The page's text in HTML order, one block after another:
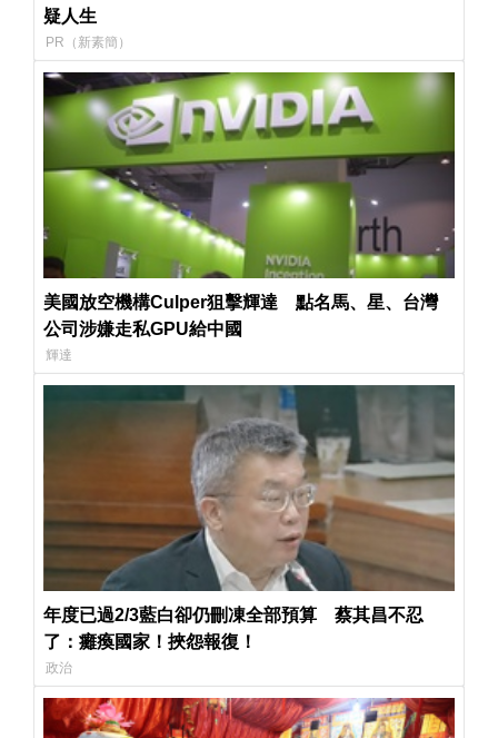
疑人生
PR（新素簡）
美國放空機構Culper狙擊輝達 點名馬、星、台灣
公司涉嫌走私GPU給中國
輝達
年度已過2/3藍白卻仍刪凍全部預算 蔡其昌不忍
了：癱瘓國家！挾怨報復！
政治